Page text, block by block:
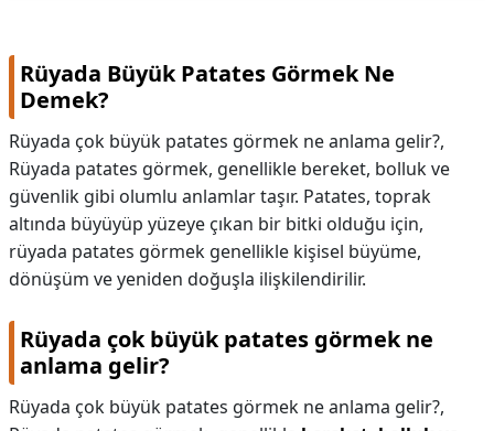
Rüyada Büyük Patates Görmek Ne
Demek?
Rüyada çok büyük patates görmek ne anlama gelir?,
Rüyada patates görmek, genellikle bereket, bolluk ve
güvenlik gibi olumlu anlamlar taşır. Patates, toprak
altında büyüyüp yüzeye çıkan bir bitki olduğu için,
rüyada patates görmek genellikle kişisel büyüme,
dönüşüm ve yeniden doğuşla ilişkilendirilir.
Rüyada çok büyük patates görmek ne
anlama gelir?
Rüyada çok büyük patates görmek ne anlama gelir?,